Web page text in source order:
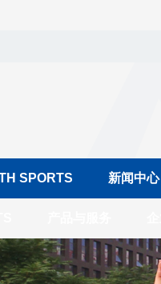
SPORTS 新闻中心